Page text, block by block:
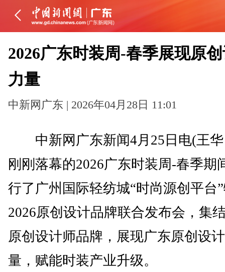
2026广东时装周-春季展现原
力量
中新网广东 | 2026年04月28日 11:01
中新网广东新闻4月25日电(王华
刚刚落幕的2026广东时装周-春季期
行了广州国际轻纺城“时尚源创平台
2026原创设计品牌联合发布会，集
原创设计师品牌，展现广东原创设
量，赋能时装产业升级。